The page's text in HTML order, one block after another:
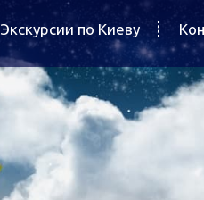
Экскурсии по Киеву